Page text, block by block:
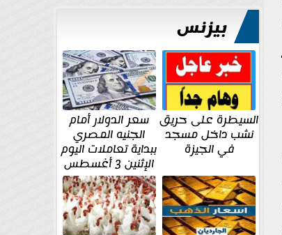
بيزنس
السيطرة على حريق
نشب داخل مسجد
في الجيزة
سعر الدولار أمام
الجنيه المصري
ببداية تعاملات اليوم
الإثنين 3 أغسطس